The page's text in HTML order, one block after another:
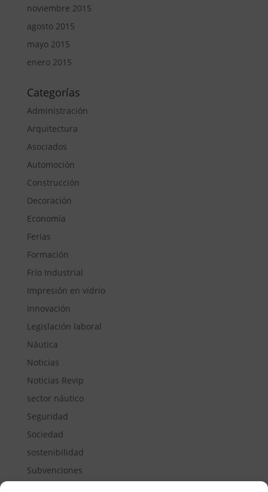
noviembre 2015
agosto 2015
mayo 2015
enero 2015
Categorías
Administración
Arquitectura
Asociados
Automoción
Construcción
Decoración
Economía
Ferias
Formación
Frío Industrial
Impresión en vidrio
Innovación
Legislación laboral
Náutica
Noticias
Noticias Revip
sector náutico
Seguridad
Sociedad
sostenibilidad
Subvenciones